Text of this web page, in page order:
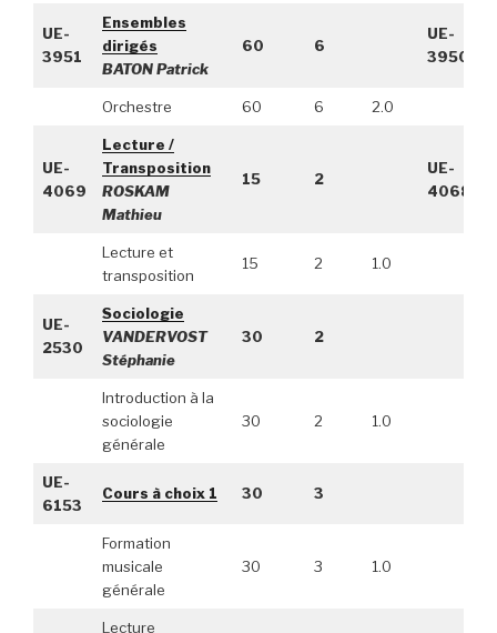
UE-
3951
Ensembles
dirigés
BATON Patrick
60 6
UE-
3950
Orchestre 60 6 2.0
UE-
4069
Lecture /
Transposition
ROSKAM
Mathieu
15 2
UE-
4068
Lecture et
transposition
15 2 1.0
UE-
2530
Sociologie
VANDERVOST
Stéphanie
30 2
Introduction à la
sociologie
générale
30 2 1.0
UE-
6153
Cours à choix 1 30 3
Formation
musicale
générale
30 3 1.0
Lecture